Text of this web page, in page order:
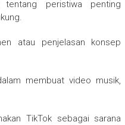
peristiwa penting
atau penjelasan konsep
membuat video musik,
TikTok sebagai sarana